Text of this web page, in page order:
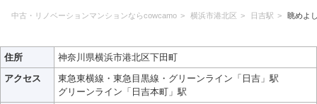
中古・リノベーションマンションならcowcamo 横浜市港北区 日吉駅 眺めよ
住所
神奈川県横浜市港北区下田町
アクセス
東急東横線・東急目黒線・グリーンライン「日吉」駅
グリーンライン「日吉本町」駅